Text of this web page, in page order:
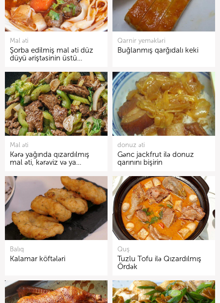
Mal əti
Şorba edilmiş mal əti düz
düyü əriştəsinin üstü…
Qarnir yeməkləri
Buğlanmış qarğıdalı keki
Mal əti
Kərə yağında qızardılmış
mal əti, kərəviz və ya…
donuz əti
Gənc jackfrut ilə donuz
qarınını bişirin
Balıq
Kalamar köftələri
Quş
Tuzlu Tofu ilə Qızardılmış
Ördək